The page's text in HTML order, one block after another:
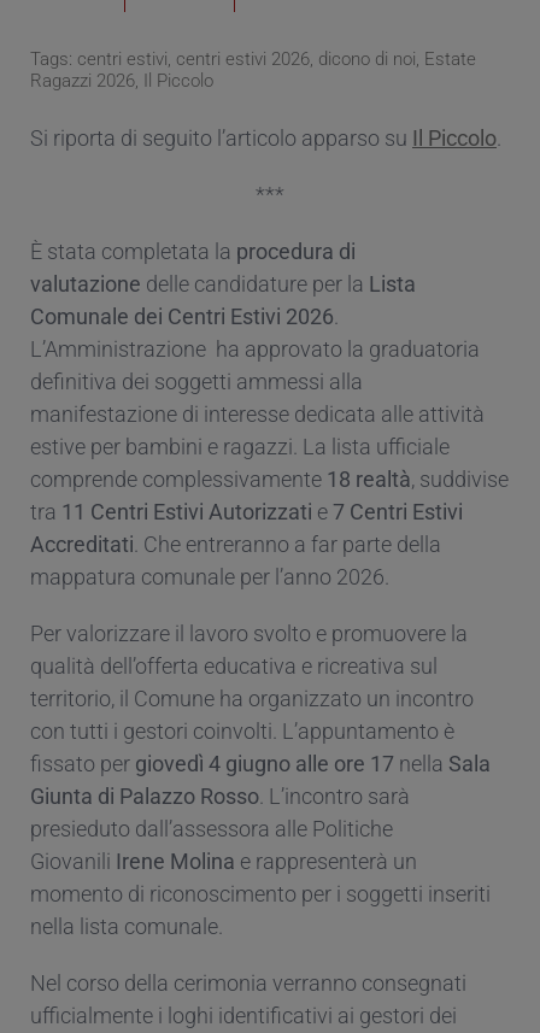
Tags: centri estivi, centri estivi 2026, dicono di noi, Estate
Ragazzi 2026, Il Piccolo
Si riporta di seguito l’articolo apparso su Il Piccolo
***
È stata completata la procedura di
valutazione delle candidature per la Lista
Comunale dei Centri Estivi 2026
L’Amministrazione ha approvato la graduatoria
definitiva dei soggetti ammessi alla
manifestazione di interesse dedicata alle attività
estive per bambini e ragazzi. La lista ufficiale
comprende complessivamente 18 realtà, suddivise
tra 11 Centri Estivi Autorizzati e7 Centri Estivi
Accreditati . Che entreranno a far parte della
mappatura comunale per l’anno 2026.
Per valorizzare il lavoro svolto e promuovere la
qualità dell’offerta educativa e ricreativa sul
territorio, il Comune ha organizzato un incontro
con tutti i gestori coinvolti. L’appuntamento è
fissato per giovedì 4 giugno alle ore 17 nella Sala
Giunta di Palazzo Rosso . L’incontro sarà
presieduto dall’assessora alle Politiche
Giovanili Irene Molina e rappresenterà un
momento di riconoscimento per i soggetti inseriti
nella lista comunale.
Nel corso della cerimonia verranno consegnati
ufficialmente i loghi identificativi ai gestori dei